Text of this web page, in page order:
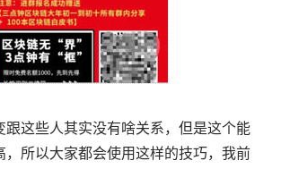
跟这些人其实没有啥关系，但是这个能
，所以大家都会使用这样的技巧，我前